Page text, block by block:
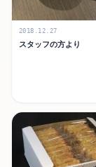
2018.12.27
スタッフの方より